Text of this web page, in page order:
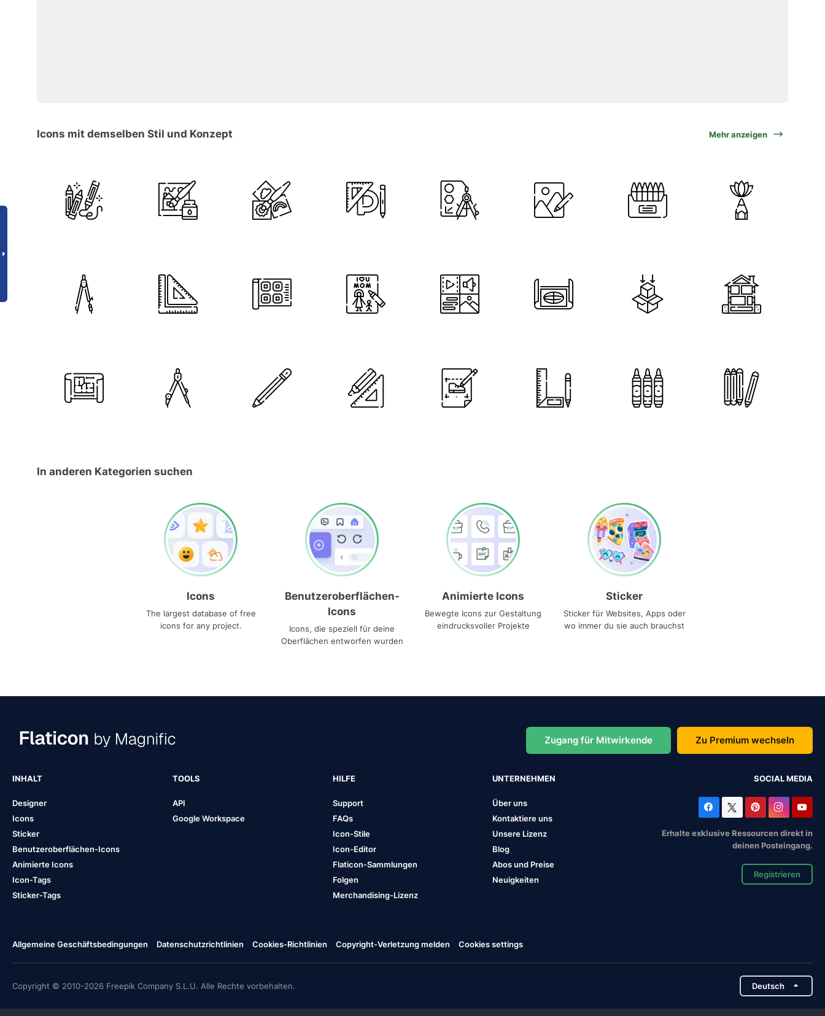
Icons mit demselben Stil und Konzept Mehr anzeigen
In anderen Kategorien suchen
Icons
The largest database of free
icons for any project.
Benutzeroberflächen-
Icons
Icons, die speziell für deine
Oberflächen entworfen wurden
Animierte Icons
Bewegte Icons zur Gestaltung
eindrucksvoller Projekte
Sticker
Sticker für Websites, Apps oder
wo immer du sie auch brauchst
Zugang für Mitwirkende Zu Premium wechseln
INHALT
Designer
Icons
Sticker
Benutzeroberflächen-Icons
Animierte Icons
Icon-Tags
Sticker-Tags
TOOLS
API
Google Workspace
HILFE
Support
FAQs
Icon-Stile
Icon-Editor
Flaticon-Sammlungen
Folgen
Merchandising-Lizenz
UNTERNEHMEN
Über uns
Kontaktiere uns
Unsere Lizenz
Blog
Abos und Preise
Neuigkeiten
SOCIAL MEDIA
Erhalte exklusive Ressourcen direkt in
deinen Posteingang.
Registrieren
Allgemeine Geschäftsbedingungen Datenschutzrichtlinien Cookies-Richtlinien Copyright-Verletzung melden Cookies settings
Copyright © 2010-2026 Freepik Company S.L.U. Alle Rechte vorbehalten. Deutsch